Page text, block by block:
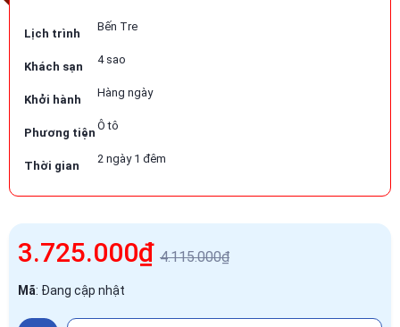
Lịch trình
Bến Tre
Khách sạn
4 sao
Khởi hành
Hàng ngày
Phương tiện
Ô tô
Thời gian
2 ngày 1 đêm
3.725.000₫ 4.115.000₫
Mã: Đang cập nhật